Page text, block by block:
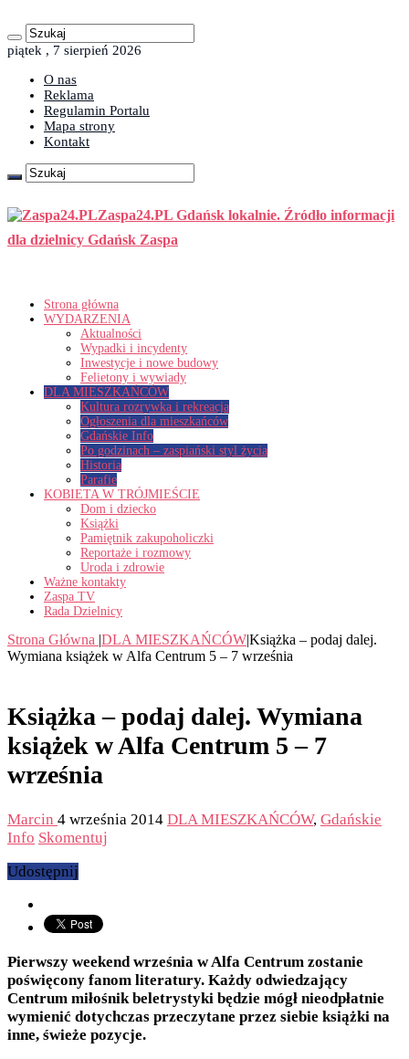
piątek , 7 sierpień 2026
O nas
Reklama
Regulamin Portalu
Mapa strony
Kontakt
Zaspa24.PL Gdańsk lokalnie. Źródło informacji
dla dzielnicy Gdańsk Zaspa
Strona główna
WYDARZENIA
Aktualności
Wypadki i incydenty
Inwestycje i nowe budowy
Felietony i wywiady
DLA MIESZKAŃCÓW
Kultura rozrywka i rekreacja
Ogłoszenia dla mieszkańców
Gdańskie Info
Po godzinach – zaspiański styl życia
Historia
Parafie
KOBIETA W TRÓJMIEŚCIE
Dom i dziecko
Książki
Pamiętnik zakupoholiczki
Reportaże i rozmowy
Uroda i zdrowie
Ważne kontakty
Zaspa TV
Rada Dzielnicy
Strona Główna |DLA MIESZKAŃCÓW|Książka – podaj dalej.
Wymiana książek w Alfa Centrum 5 – 7 września
Książka – podaj dalej. Wymiana
książek w Alfa Centrum 5 – 7
września
Marcin 4 września 2014 DLA MIESZKAŃCÓW, Gdańskie
Info Skomentuj
Udostępnij
Pierwszy weekend września w Alfa Centrum zostanie
poświęcony fanom literatury. Każdy odwiedzający
Centrum miłośnik beletrystyki będzie mógł nieodpłatnie
wymienić dotychczas przeczytane przez siebie książki na
inne, świeże pozycje.